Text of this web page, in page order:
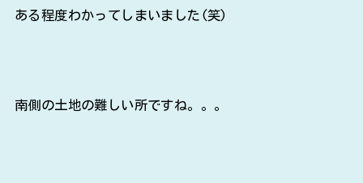
ある程度わかってしまいました(笑)
南側の土地の難しい所ですね。。。